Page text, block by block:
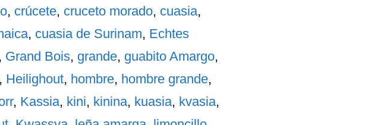
, crúcete, cruceto morado, cuasia,
, cuasia de Surinam, Echtes
Grand Bois, grande, guabito Amargo,
Heilighout, hombre, hombre grande,
, Kassia, kini, kinina, kuasia, kvasia,